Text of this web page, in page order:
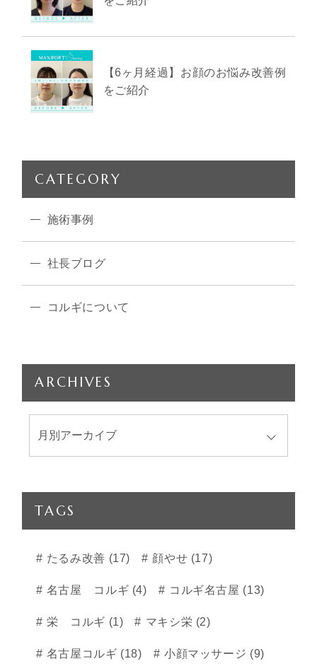
【6ヶ月経過】お顔のお悩み改善例
をご紹介
CATEGORY
施術事例
社長ブログ
コルギについて
ARCHIVES
TAGS
たるみ改善 (17) 顔やせ (17)
名古屋 コルギ (4) コルギ名古屋 (13)
栄 コルギ (1) マキシ栄 (2)
名古屋コルギ (18) 小顔マッサージ (9)